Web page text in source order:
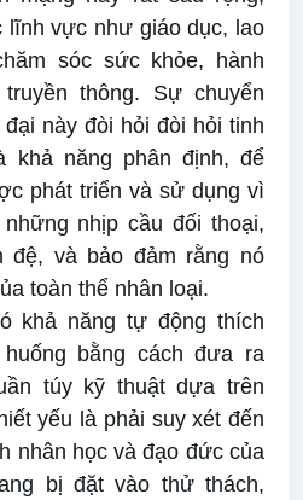
lĩnh vực như giáo dục, lao
sóc sức khỏe, hành
thông. Sự chuyển
này đòi hỏi đòi hỏi tinh
khả năng phân định, để
phát triển và sử dụng vì
nhịp cầu đối thoại,
đệ, và bảo đảm rằng nó
toàn thể nhân loại.
khả năng tự động thích
bằng cách đưa ra
túy kỹ thuật dựa trên
yếu là phải suy xét đến
nhân học và đạo đức của
bị đặt vào thử thách,